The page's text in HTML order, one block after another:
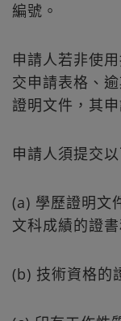
編號。
申請人若非使
交申請表格、
證明文件，其
申請人須提交
(a) 學歷證明文
文科成績的證
(b) 技術資格的